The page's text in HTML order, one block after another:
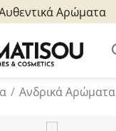
Αρώματα
/ Ανδρικά Aρώματα